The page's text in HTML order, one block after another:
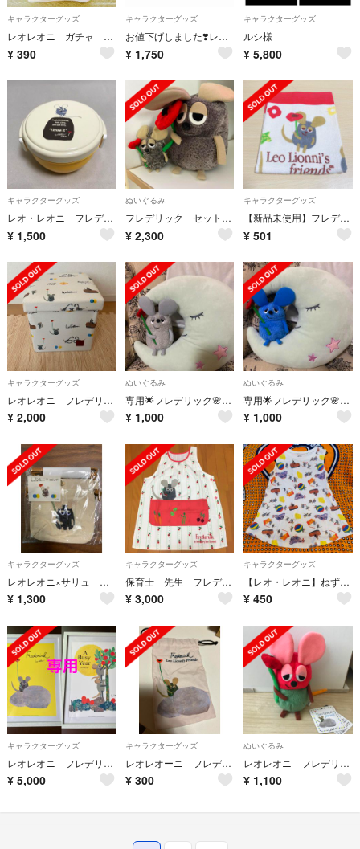
キャラクターグッズ
レオレオニ ガチャ ガシャポン ポーチ
¥ 390
キャラクターグッズ
お値下げしました❣️レオレオニ フレデリック✖️サリュ アートパネル三枚セット
¥ 1,750
キャラクターグッズ
ルシ様
¥ 5,800
キャラクターグッズ
レオ・レオニ フレデリック お弁当箱🐭
¥ 1,500
ぬいぐるみ
フレデリック セット売り
¥ 2,300
キャラクターグッズ
【新品未使用】フレデリック レオレオニ ハンドタオル
¥ 501
キャラクターグッズ
レオレオニ フレデリック スツール収納ボックス
¥ 2,000
ぬいぐるみ
専用🌟フレデリック🌸グレーぬいぐるみ
¥ 1,000
ぬいぐるみ
専用🌟フレデリック🌸ブルーぬいぐるみ
¥ 1,000
キャラクターグッズ
レオレオニ×サリュ ポシェット
¥ 1,300
キャラクターグッズ
保育士 先生 フレデリック やさいエプロン
¥ 3,000
キャラクターグッズ
【レオ・レオニ】ねずみのフレデリック ワンピース 110
¥ 450
キャラクターグッズ
レオレオニ フレデリック 未使用
¥ 5,000
キャラクターグッズ
レオレオーニ フレデリック ミニポーチ
¥ 300
ぬいぐるみ
レオレオニ フレデリック
¥ 1,100